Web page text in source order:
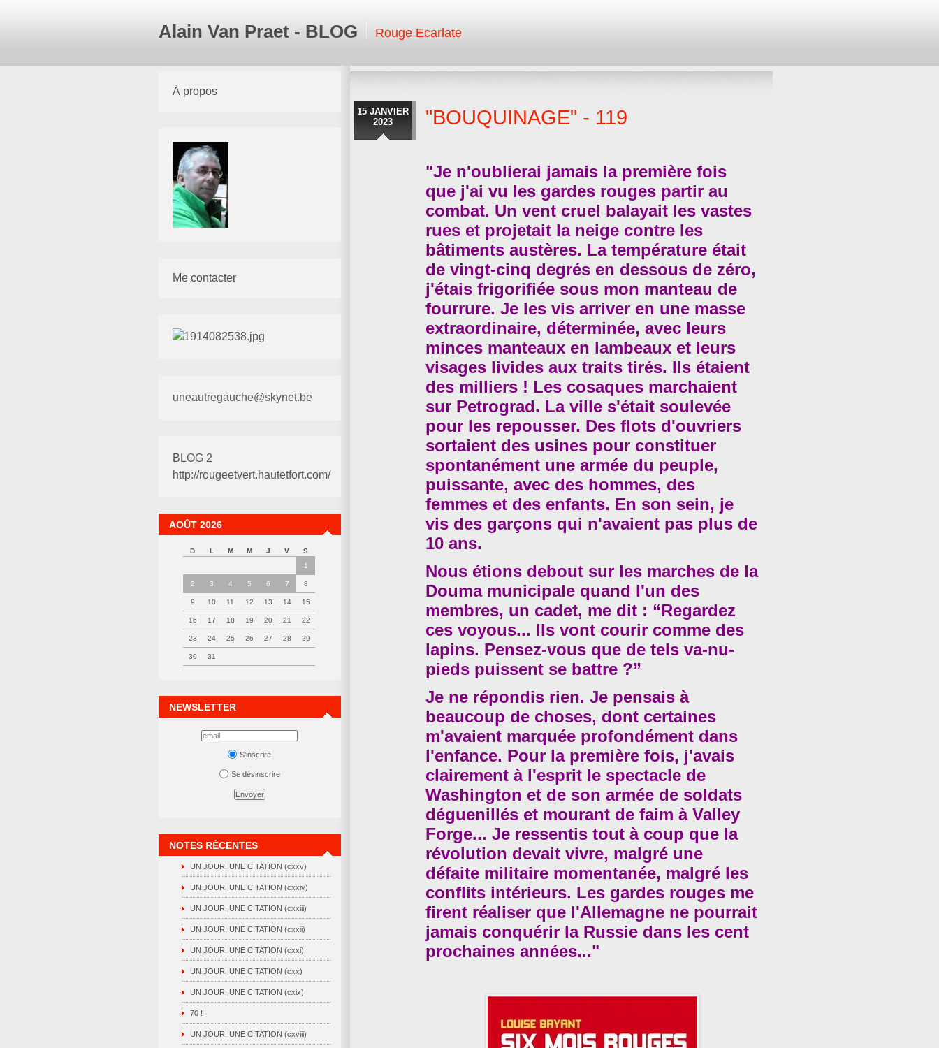
Alain Van Praet - BLOG Rouge Ecarlate
À propos
Me contacter
uneautregauche@skynet.be
BLOG 2
http://rougeetvert.hautetfort.com/
AOÛT 2026
D L M M J V
S
1
2 3 4 5 6 7 8
9 10 11 12 13 14 15
16 17 18 19 20 21 22
23 24 25 26 27 28 29
30 31
NEWSLETTER
S'inscrire
Se désinscrire
NOTES RÉCENTES
UN JOUR, UNE CITATION (cxxv)
UN JOUR, UNE CITATION (cxxiv)
UN JOUR, UNE CITATION (cxxiii)
UN JOUR, UNE CITATION (cxxii)
UN JOUR, UNE CITATION (cxxi)
UN JOUR, UNE CITATION (cxx)
UN JOUR, UNE CITATION (cxix)
70 !
UN JOUR, UNE CITATION (cxviii)
15 JANVIER
2023
"BOUQUINAGE" - 119
"Je n'oublierai jamais la première fois
que j'ai vu les gardes rouges partir au
combat. Un vent cruel balayait les vastes
rues et projetait la neige contre les
bâtiments austères. La température était
de vingt-cinq degrés en dessous de zéro,
j'étais frigorifiée sous mon manteau de
fourrure. Je les vis arriver en une masse
extraordinaire, déterminée, avec leurs
minces manteaux en lambeaux et leurs
visages livides aux traits tirés. Ils étaient
des milliers ! Les cosaques marchaient
sur Petrograd. La ville s'était soulevée
pour les repousser. Des flots d'ouvriers
sortaient des usines pour constituer
spontanément une armée du peuple,
puissante, avec des hommes, des
femmes et des enfants. En son sein, je
vis des garçons qui n'avaient pas plus de
10 ans.
Nous étions debout sur les marches de la
Douma municipale quand l'un des
membres, un cadet, me dit : “Regardez
ces voyous... Ils vont courir comme des
lapins. Pensez-vous que de tels va-nu-
pieds puissent se battre ?”
Je ne répondis rien. Je pensais à
beaucoup de choses, dont certaines
m'avaient marquée profondément dans
l'enfance. Pour la première fois, j'avais
clairement à l'esprit le spectacle de
Washington et de son armée de soldats
déguenillés et mourant de faim à Valley
Forge... Je ressentis tout à coup que la
révolution devait vivre, malgré une
défaite militaire momentanée, malgré les
conflits intérieurs. Les gardes rouges me
firent réaliser que l'Allemagne ne pourrait
jamais conquérir la Russie dans les cent
prochaines années..."